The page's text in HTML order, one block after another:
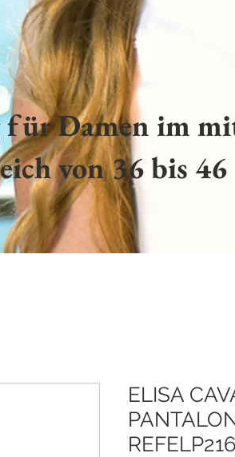
Damen im
von 36 bis 46
ELISA